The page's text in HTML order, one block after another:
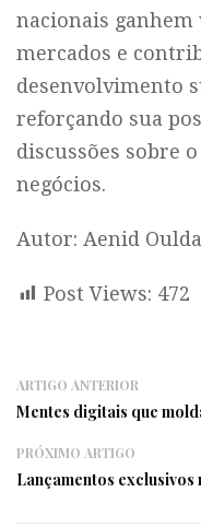
nacionais
mercados e
desenvolvimento
reforçando sua
discussões sobre
negócios.
Autor: Aenid
Post Views: 472
ARTIGO ANTERIOR
Mentes digitais que
PRÓXIMO ARTIGO
Lançamentos exclusivos